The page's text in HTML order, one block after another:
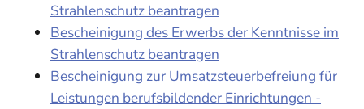
Strahlenschutz beantragen
Bescheinigung des Erwerbs der Kenntnisse im
Strahlenschutz beantragen
Bescheinigung zur Umsatzsteuerbefreiung für
Leistungen berufsbildender Einrichtungen -